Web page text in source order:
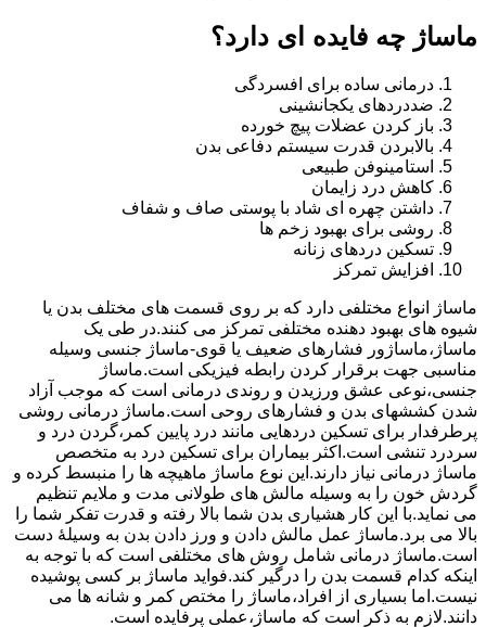
ماساژ چه فایده ای دارد؟
درمانی ساده برای افسردگی
ضددردهای یکجانشینی
باز کردن عضلات پیچ خورده
بالابردن قدرت سیستم دفاعی بدن
استامینوفن طبیعی
کاهش درد زایمان
داشتن چهره ای شاد با پوستی صاف و شفاف
روشی برای بهبود زخم ها
تسکین دردهای زنانه
افزایش تمرکز
ماساژ انواع مختلفی دارد که بر روی قسمت های مختلف بدن یا
شیوه های بهبود دهنده مختلفی تمرکز می کنند.در طی یک
ماساژ،ماساژور فشارهای ضعیف یا قوی-ماساژ جنسی وسیله
مناسبی جهت برقرار کردن رابطه فیزیکی است.ماساژ
جنسی،نوعی عشق ورزیدن و روندی درمانی است که موجب آزاد
شدن کششهای بدن و فشارهای روحی است.ماساژ درمانی روشی
پرطرفدار برای تسکین دردهایی مانند درد پایین کمر،گردن درد و
سردرد تنشی است.اکثر بیماران برای تسکین درد به متخصص
ماساژ درمانی نیاز دارند.این نوع ماساژ ماهیچه ها را منبسط کرده و
گردش خون را به وسیله مالش های طولانی مدت و ملایم تنظیم
می نماید.با این کار هشیاری بدن شما بالا رفته و قدرت تفکر شما را
بالا می برد.ماساژ عمل مالش دادن و ورز دادن بدن به وسیلۀ دست
است.ماساژ درمانی شامل روش های مختلفی است که با توجه به
اینکه کدام قسمت بدن را درگیر کند.فواید ماساژ بر کسی پوشیده
نیست.اما بسیاری از افراد،ماساژ را مختص کمر و شانه ها می
دانند.لازم به ذکر است که ماساژ،عملی پرفایده است.